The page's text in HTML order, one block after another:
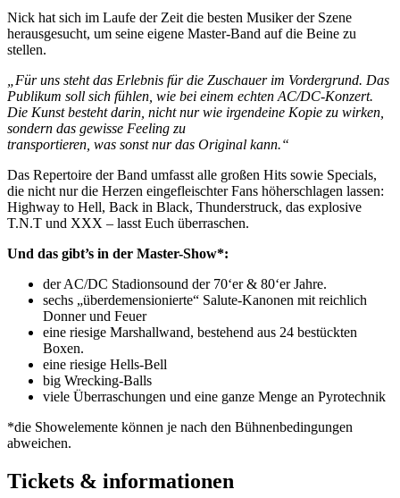
Nick hat sich im Laufe der Zeit die besten Musiker der Szene
herausgesucht, um seine eigene Master-Band auf die Beine zu
stellen.
„Für uns steht das Erlebnis für die Zuschauer im Vordergrund. Das
Publikum soll sich fühlen, wie bei einem echten AC/DC-Konzert.
Die Kunst besteht darin, nicht nur wie irgendeine Kopie zu wirken,
sondern das gewisse Feeling zu
transportieren, was sonst nur das Original kann.“
Das Repertoire der Band umfasst alle großen Hits sowie Specials,
die nicht nur die Herzen eingefleischter Fans höherschlagen lassen:
Highway to Hell, Back in Black, Thunderstruck, das explosive
T.N.T und XXX – lasst Euch überraschen.
Und das gibt’s in der Master-Show*:
der AC/DC Stadionsound der 70‘er & 80‘er Jahre.
sechs „überdemensionierte“ Salute-Kanonen mit reichlich
Donner und Feuer
eine riesige Marshallwand, bestehend aus 24 bestückten
Boxen.
eine riesige Hells-Bell
big Wrecking-Balls
viele Überraschungen und eine ganze Menge an Pyrotechnik
*die Showelemente können je nach den Bühnenbedingungen
abweichen.
Tickets & informationen